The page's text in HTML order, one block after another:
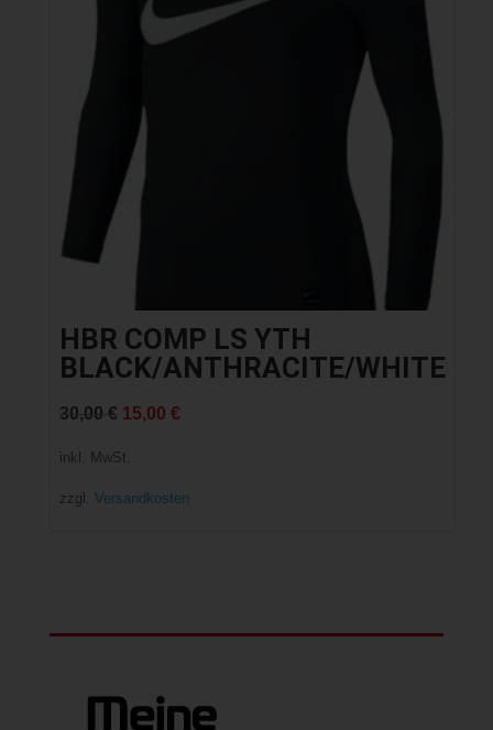
HBR COMP LS YTH
BLACK/ANTHRACITE/WHITE
30,00 € Ursprünglicher
15,00 €Aktueller
inkl. MwSt.
zzgl. Versandkosten